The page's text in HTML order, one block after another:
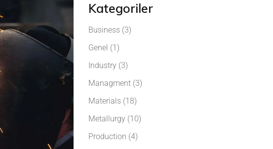
Kategoriler
Business(3)
Genel (1)
Industry(3)
Managment(3)
Materials(18)
Metallurgy(10)
Production (4)